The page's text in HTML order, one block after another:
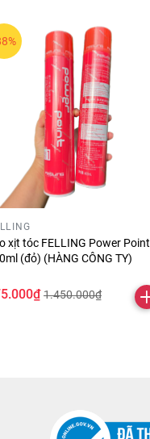
thêm tươi
xịt tóc FELLING Power Point
(đỏ) (HÀNG CÔNG TY)
1.450.000₫